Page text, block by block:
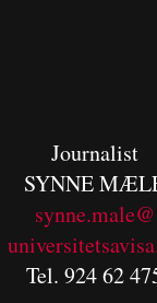
Journalist
SYNNE
synne.male@
Tel. 924 62